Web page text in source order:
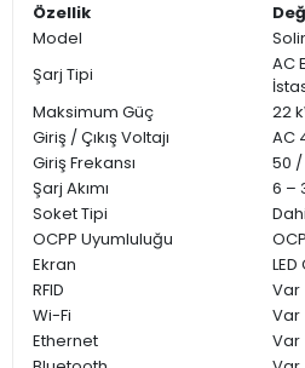
Özellik
Model
Şarj Tipi
AC
Maksimum Güç
22
Giriş / Çıkış Voltajı
AC
Giriş Frekansı
50 /
Şarj Akımı
6 –
Soket Tipi
OCPP Uyumluluğu
Ekran
RFID
Var
Wi-Fi
Var
Ethernet
Var